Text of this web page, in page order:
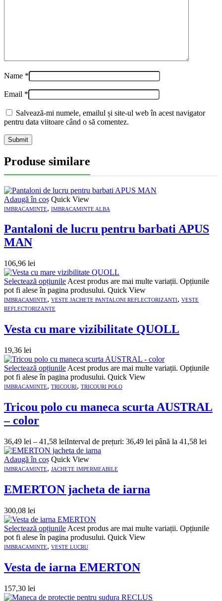
Name *
Email *
Salvează-mi numele, emailul și site-ul web în acest navigator
pentru data viitoare când o să comentez.
Produse similare
Adaugă în coș Quick View
IMBRACAMINTE, IMBRACAMINTE ALBA
Pantaloni de lucru pentru barbati APUS
MAN
106,96 lei
Selectează opțiunile Acest produs are mai multe variații. Opțiunile
pot fi alese în pagina produsului. Quick View
IMBRACAMINTE, VESTE JACHETE PANTALONI REFLECTORIZANTI, VESTE
REFLECTORIZANTE
Vesta cu mare vizibilitate QUOLL
19,36 lei
Selectează opțiunile Acest produs are mai multe variații. Opțiunile
pot fi alese în pagina produsului. Quick View
IMBRACAMINTE, TRICOURI, TRICOURI POLO
Tricou polo cu maneca scurta AUSTRAL
– color
36,49 lei – 41,58 leiInterval de prețuri: 36,49 lei până la 41,58 lei
Adaugă în coș Quick View
IMBRACAMINTE, JACHETE IMPERMEABILE
EMERTON jacheta de iarna
300,08 lei
Selectează opțiunile Acest produs are mai multe variații. Opțiunile
pot fi alese în pagina produsului. Quick View
IMBRACAMINTE, VESTE LUCRU
Vesta de iarna EMERTON
157,30 lei